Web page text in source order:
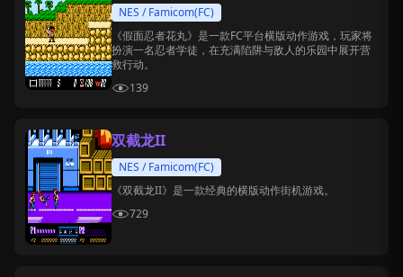
NES / Famicom(FC)
《假面忍者花丸》是一款FC平台横版动作游戏，玩家将
扮演一名忍者学徒，在充满陷阱与敌人的乐园中展开营
救行动。
139
双截龙II
NES / Famicom(FC)
《双截龙II》是一款经典的横版动作街机游戏。
729